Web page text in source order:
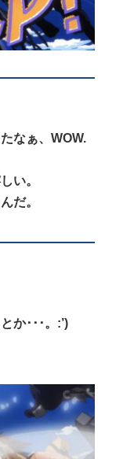
なぁ、WOW.
い。
だ。
か･･･。:’)